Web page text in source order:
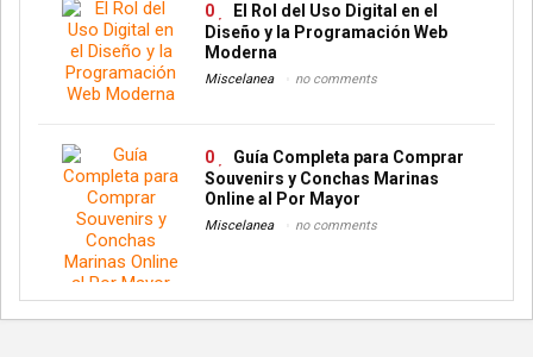
0
El Rol del Uso Digital en el
Diseño y la Programación Web
Moderna
Miscelanea no comments
0
Guía Completa para Comprar
Souvenirs y Conchas Marinas
Online al Por Mayor
Miscelanea no comments